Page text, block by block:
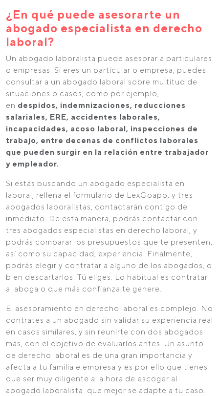
¿En qué puede asesorarte un
abogado especialista en derecho
laboral?
Un abogado laboralista puede asesorar a particulares
o empresas. Si eres un particular o empresa, puedes
consultar a un abogado laboral sobre multitud de
situaciones o casos, como por ejemplo,
en despidos, indemnizaciones, reducciones
salariales, ERE, accidentes laborales,
incapacidades, acoso laboral, inspecciones de
trabajo, entre decenas de conflictos laborales
que pueden surgir en la relación entre trabajador
y empleador.
Si estás buscando un abogado especialista en
laboral, rellena el formulario de LexGoapp, y tres
abogados laboralistas, contactarán contigo de
inmediato. De esta manera, podrás contactar con
tres abogados especialistas en derecho laboral, y
podrás comparar los presupuestos que te presenten,
así como su capacidad, experiencia. Finalmente,
podrás elegir y contratar a alguno de los abogados, o
bien descartarlos. Tú eliges. Lo habitual es contratar
al aboga o que más confianza te genere.
El asesoramiento en derecho laboral es complejo. No
contrates a un abogado sin validar su experiencia real
en casos similares, y sin reunirte con dos abogados
más, con el objetivo de evaluarlos antes. Un asunto
de derecho laboral es de una gran importancia y
afecta a tu familia e empresa y es por ello que tienes
que ser muy diligente a la hora de escoger al
abogado laboralista que mejor se adapte a tu caso.